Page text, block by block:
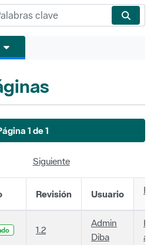
1 de 1
Siguiente
Revisión Usuario
1.2
Admin
Diba